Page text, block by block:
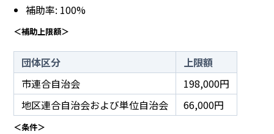
補助率: 100%
＜補助上限額＞
団体区分
上限額
市連合自治会
198,000円
地区連合自治会および単位自治会
66,000円
＜条件＞